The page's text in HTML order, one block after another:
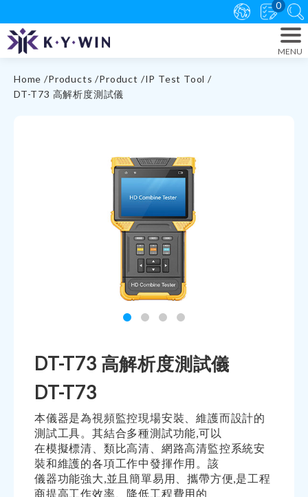
0
Home Products Product
IP Test Tool
DT-T73 高解析度測試儀
DT-T73 高解析度測試儀
DT-T73
本儀器是為視頻監控現場安裝、維護而設計的
測試工具。其結合多種測試功能,可以
在模擬標清、類比高清、網路高清監控系統安
裝和維護的各項工作中發揮作用。該
儀器功能強大,並且簡單易用、攜帶方便,是工程
商提高工作效率、降低工程費用的